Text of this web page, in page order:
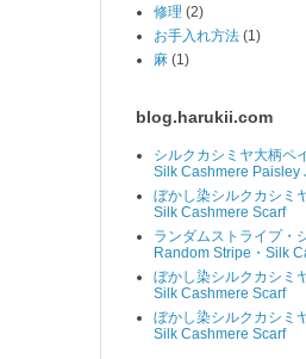
修理 (2)
お手入れ方法 (1)
麻 (1)
blog.harukii.com
シルクカシミヤ大柄ペ
Silk Cashmere Paisley
ぼかし染シルクカシミ
Silk Cashmere Scarf
ランダムストライプ・
Random Stripe・Silk
ぼかし染シルクカシミ
Silk Cashmere Scarf
ぼかし染シルクカシミ
Silk Cashmere Scarf